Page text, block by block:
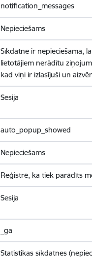
notification_messages
Nepieciešams
Sīkdatne ir nepieciešama,
lietotājiem nerādītu
kad viņi ir izlasījuši un
Sesija
auto_popup_showed
Nepieciešams
Reģistrē, ka tiek parādīts
Sesija
_ga
Statistikas sīkdatnes